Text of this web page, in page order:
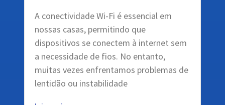
A conectividade Wi-Fi é essencial em
nossas casas, permitindo que
dispositivos se conectem à internet sem
a necessidade de fios. No entanto,
muitas vezes enfrentamos problemas de
lentidão ou instabilidade